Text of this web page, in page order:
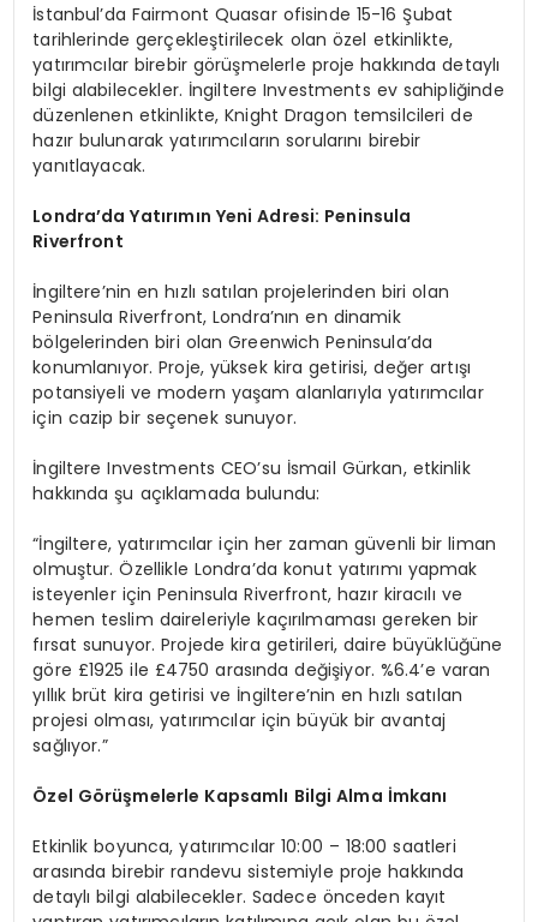
İstanbul’da Fairmont Quasar ofisinde 15-16 Şubat
tarihlerinde gerçekleştirilecek olan özel etkinlikte,
yatırımcılar birebir görüşmelerle proje hakkında detaylı
bilgi alabilecekler. İngiltere Investments ev sahipliğinde
düzenlenen etkinlikte, Knight Dragon temsilcileri de
hazır bulunarak yatırımcıların sorularını birebir
yanıtlayacak.
Londra’da Yatırımın Yeni Adresi: Peninsula
Riverfront
İngiltere’nin en hızlı satılan projelerinden biri olan
Peninsula Riverfront, Londra’nın en dinamik
bölgelerinden biri olan Greenwich Peninsula’da
konumlanıyor. Proje, yüksek kira getirisi, değer artışı
potansiyeli ve modern yaşam alanlarıyla yatırımcılar
için cazip bir seçenek sunuyor.
İngiltere Investments CEO’su İsmail Gürkan, etkinlik
hakkında şu açıklamada bulundu:
“İngiltere, yatırımcılar için her zaman güvenli bir liman
olmuştur. Özellikle Londra’da konut yatırımı yapmak
isteyenler için Peninsula Riverfront, hazır kiracılı ve
hemen teslim daireleriyle kaçırılmaması gereken bir
fırsat sunuyor. Projede kira getirileri, daire büyüklüğüne
göre £1925 ile £4750 arasında değişiyor. %6.4’e varan
yıllık brüt kira getirisi ve İngiltere’nin en hızlı satılan
projesi olması, yatırımcılar için büyük bir avantaj
sağlıyor.”
Özel Görüşmelerle Kapsamlı Bilgi Alma İmkanı
Etkinlik boyunca, yatırımcılar 10:00 – 18:00 saatleri
arasında birebir randevu sistemiyle proje hakkında
detaylı bilgi alabilecekler. Sadece önceden kayıt